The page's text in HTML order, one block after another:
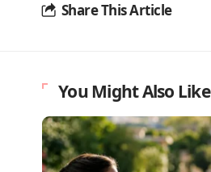
Share This Article
You Might Also Like